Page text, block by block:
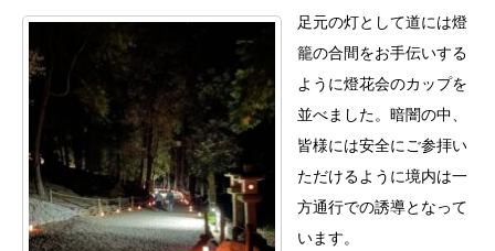
足元の灯として道には燈
籠の合間をお手伝いする
ように燈花会のカップを
並べました。暗闇の中、
皆様には安全にご参拝い
ただけるように境内は一
方通行での誘導となって
います。